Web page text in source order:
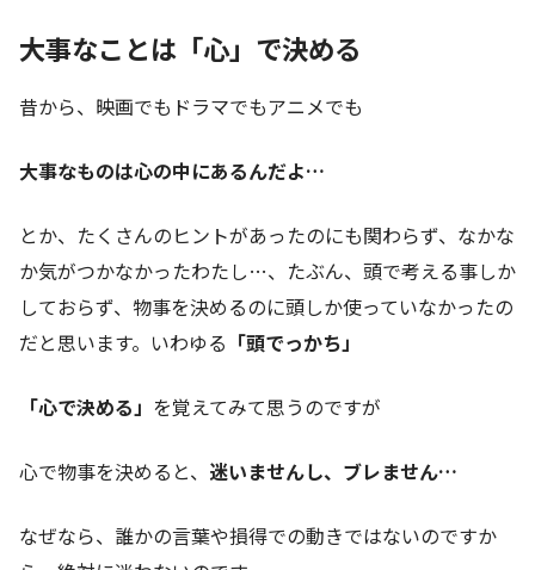
大事なことは「心」で決める
昔から、映画でもドラマでもアニメでも
大事なものは心の中にあるんだよ…
とか、たくさんのヒントがあったのにも関わらず、なかな
か気がつかなかったわたし…、たぶん、頭で考える事しか
しておらず、物事を決めるのに頭しか使っていなかったの
だと思います。いわゆる 「頭でっかち」
「心で決める」 を覚えてみて思うのですが
心で物事を決めると、 迷いませんし、ブレません…
なぜなら、誰かの言葉や損得での動きではないのですか